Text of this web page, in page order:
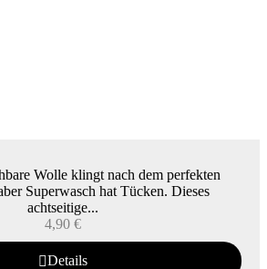
Wolle klingt nach dem perfekten
Superwasch hat Tücken. Dieses
achtseitige...
4,90 €
Details